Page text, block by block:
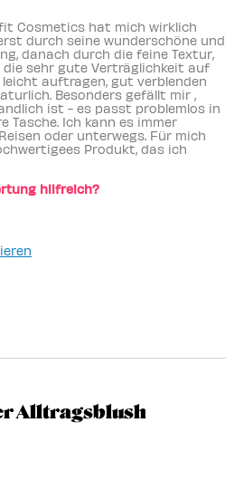
Cosmetics hat mich wirklich
durch seine wunderschöne und
danach durch die feine Textur,
sehr gute Verträglichkeit auf
auftragen, gut verblenden
Besonders gefällt mir ,
ist - es passt problemlos in
Tasche. Ich kann es immer
oder unterwegs. Für mich
Produkt, das ich
hilfreich?
Alltragsblush